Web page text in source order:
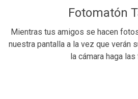
Fotomatón
Mientras tus amigos se hacen
nuestra pantalla a la vez que verán
la cámara haga